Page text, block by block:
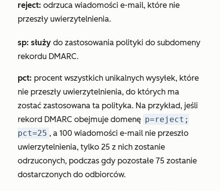
reject: odrzuca wiadomości e-mail, które nie
przeszły uwierzytelnienia.
sp: służy do zastosowania polityki do subdomeny
rekordu DMARC.
pct: procent wszystkich unikalnych wysyłek, które
nie przeszły uwierzytelnienia, do których ma
zostać zastosowana ta polityka. Na przykład, jeśli
rekord DMARC obejmuje domenę p=reject;
pct=25 , a 100 wiadomości e-mail nie przeszło
uwierzytelnienia, tylko 25 z nich zostanie
odrzuconych, podczas gdy pozostałe 75 zostanie
dostarczonych do odbiorców.